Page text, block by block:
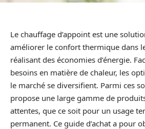
Le chauffage d’appoint est une
améliorer le confort thermique dans
réalisant des économies d’énergie.
besoins en matière de chaleur, les
le marché se diversifient. Parmi ces
propose une large gamme de
attentes, que ce soit pour un usage
permanent. Ce guide d’achat a pour